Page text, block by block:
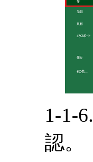
1-1-
認。